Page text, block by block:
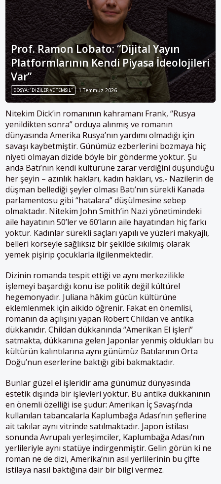
Prof. Ramon Lobato: “Dijital Yayın
Platformlarının Kendi Piyasa İdeolojileri
Var”
DOSYA: "DIZILER VE TEMSIL" 1 Temmuz 2026
Nitekim Dick’in romanının kahramanı Frank, “Rusya
yenildikten sonra” orduya alınmış ve romanın
dünyasında Amerika Rusya’nın yardımı olmadığı için
savaşı kaybetmiştir. Günümüz ezberlerini bozmaya hiç
niyeti olmayan dizide böyle bir gönderme yoktur. Şu
anda Batı’nın kendi kültürüne zarar verdiğini düşündüğü
her şeyin – azınlık hakları, kadın hakları, vs.- Nazilerin de
düşman bellediği şeyler olması Batı’nın sürekli Kanada
parlamentosu gibi “hatalara” düşülmesine sebep
olmaktadır. Nitekim John Smith’in Nazi yönetimindeki
aile hayatının 50’ler ve 60’ların aile hayatından hiç farkı
yoktur. Kadınlar sürekli saçları yapılı ve yüzleri makyajlı,
belleri korseyle sağlıksız bir şekilde sıkılmış olarak
yemek pişirip çocuklarla ilgilenmektedir.
Dizinin romanda tespit ettiği ve aynı merkezilikle
işlemeyi başardığı konu ise politik değil kültürel
hegemonyadır. Juliana hâkim gücün kültürüne
eklemlenmek için aikido öğrenir. Fakat en önemlisi,
romanın da açılışını yapan Robert Childan ve antika
dükkanıdır. Childan dükkanında “Amerikan El işleri”
satmakta, dükkanına gelen Japonlar yenmiş oldukları bu
kültürün kalıntılarına aynı günümüz Batılarının Orta
Doğu’nun eserlerine baktığı gibi bakmaktadır.
Bunlar güzel el işleridir ama günümüz dünyasında
estetik dışında bir işlevleri yoktur. Bu antika dükkanının
en önemli özelliği ise şudur: Amerikan İç Savaşı’nda
kullanılan tabancalarla Kaplumbağa Adası’nın şeflerine
ait takılar aynı vitrinde satılmaktadır. Japon istilası
sonunda Avrupalı yerleşimciler, Kaplumbağa Adası’nın
yerlileriyle aynı statüye indirgenmiştir. Gelin görün ki ne
roman ne de dizi, Amerika’nın asıl yerlilerinin bu çifte
istilaya nasıl baktığına dair bir bilgi vermez.